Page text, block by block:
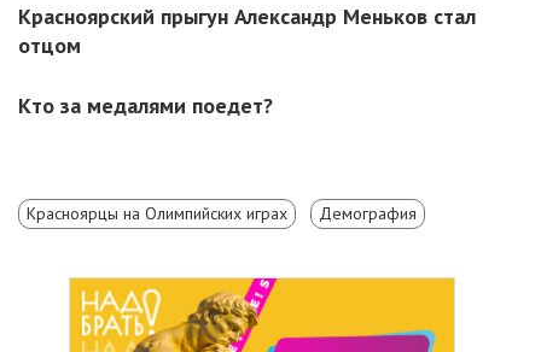
Красноярский прыгун Александр Меньков стал
отцом
Кто за медалями поедет?
Красноярцы на Олимпийских играх Демография